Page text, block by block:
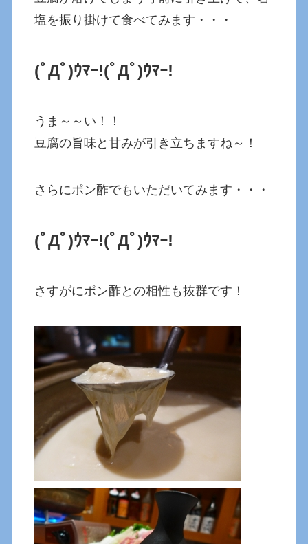
塩を振り掛けて食べてみます・・・
(ﾟДﾟ)ｳﾏｰ!(ﾟДﾟ)ｳﾏｰ!
うま～～い！！
豆腐の旨味と甘みが引き立ちますね～！
さらにポン酢でもいただいてみます・・・
(ﾟДﾟ)ｳﾏｰ!(ﾟДﾟ)ｳﾏｰ!
さすがにポン酢との相性も抜群です！